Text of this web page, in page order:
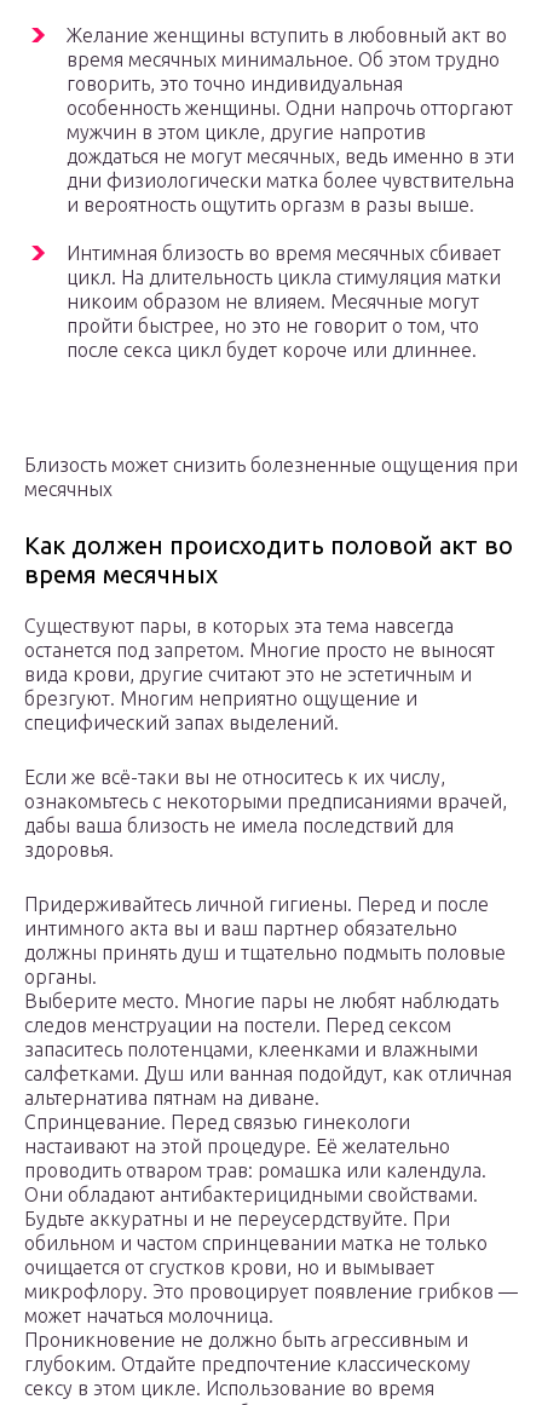
Желание женщины вступить в любовный акт во
время месячных минимальное. Об этом трудно
говорить, это точно индивидуальная
особенность женщины. Одни напрочь отторгают
мужчин в этом цикле, другие напротив
дождаться не могут месячных, ведь именно в эти
дни физиологически матка более чувствительна
и вероятность ощутить оргазм в разы выше.
Интимная близость во время месячных сбивает
цикл. На длительность цикла стимуляция матки
никоим образом не влияем. Месячные могут
пройти быстрее, но это не говорит о том, что
после секса цикл будет короче или длиннее.
Близость может снизить болезненные ощущения при
месячных
Как должен происходить половой акт во
время месячных
Существуют пары, в которых эта тема навсегда
останется под запретом. Многие просто не выносят
вида крови, другие считают это не эстетичным и
брезгуют. Многим неприятно ощущение и
специфический запах выделений.
Если же всё-таки вы не относитесь к их числу,
ознакомьтесь с некоторыми предписаниями врачей,
дабы ваша близость не имела последствий для
здоровья.
Придерживайтесь личной гигиены. Перед и после
интимного акта вы и ваш партнер обязательно
должны принять душ и тщательно подмыть половые
органы.
Выберите место. Многие пары не любят наблюдать
следов менструации на постели. Перед сексом
запаситесь полотенцами, клеенками и влажными
салфетками. Душ или ванная подойдут, как отличная
альтернатива пятнам на диване.
Спринцевание. Перед связью гинекологи
настаивают на этой процедуре. Её желательно
проводить отваром трав: ромашка или календула.
Они обладают антибактерицидными свойствами.
Будьте аккуратны и не переусердствуйте. При
обильном и частом спринцевании матка не только
очищается от сгустков крови, но и вымывает
микрофлору. Это провоцирует появление грибков —
может начаться молочница.
Проникновение не должно быть агрессивным и
глубоким. Отдайте предпочтение классическому
сексу в этом цикле. Использование во время